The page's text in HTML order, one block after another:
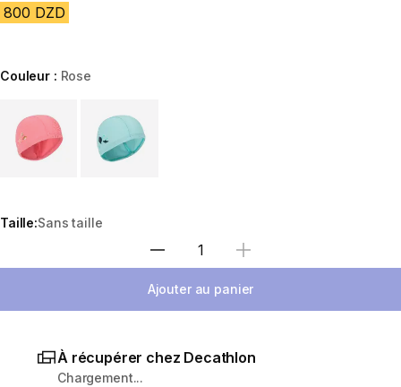
800 DZD
Couleur : Rose
Taille:Sans taille
Sélectionnez la quantité
Ajouter au panier
À récupérer chez Decathlon
Chargement...